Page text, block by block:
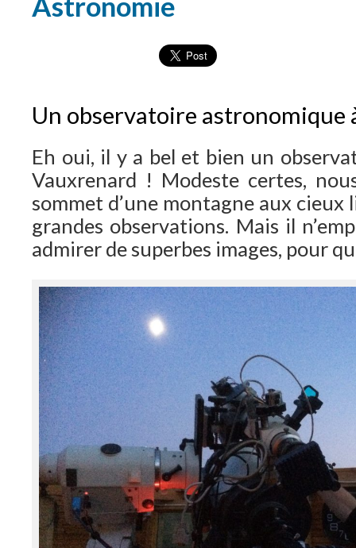
Un observatoire astronomique
Eh oui, il y a bel et bien un
Vauxrenard ! Modeste certes,
sommet d’une montagne aux cieux
grandes observations. Mais il
admirer de superbes images, pour